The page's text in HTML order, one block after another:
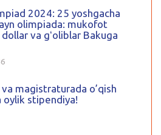
2024: 25 yoshgacha
olimpiada: mukofot
va gʻoliblar Bakuga
magistraturada o’qish
oylik stipendiya!